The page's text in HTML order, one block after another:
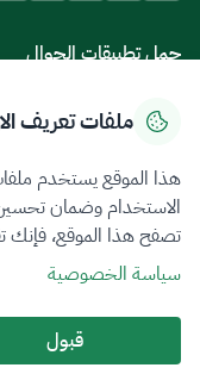
حمل تطبيقات الجوال
سياسة الخصوصيةشروط
جميع الحقوق محفوظة 2026 © ZATCA.GOV.SA
تم تطويره وصيانته بواسطة
آخر تحديث للموقع في
ملفات تعريف
هذا الموقع يستخدم
الاستخدام وضمان تحسين
تصفح هذا الموقع، فإنك
سياسة الخصوصية
قبول